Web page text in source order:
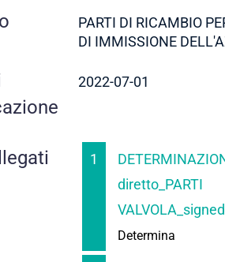
gara
PARTI DI RICAMBIO
DI IMMISSIONE
2022-07-01
1
diretto_PARTI
Determina